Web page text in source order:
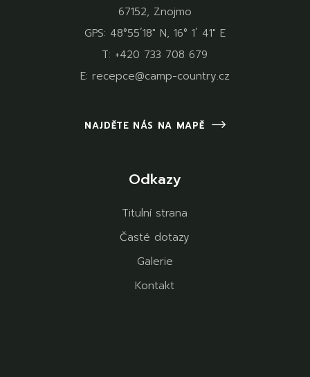
67152, Znojmo
GPS: 48°55´18" N, 16° 1´ 41" E
T: +420 733 708 679
E: recepce@camp-country.cz
NAJDĚTE NÁS NA MAPĚ
Odkazy
Titulní strana
Časté dotazy
Galerie
Kontakt